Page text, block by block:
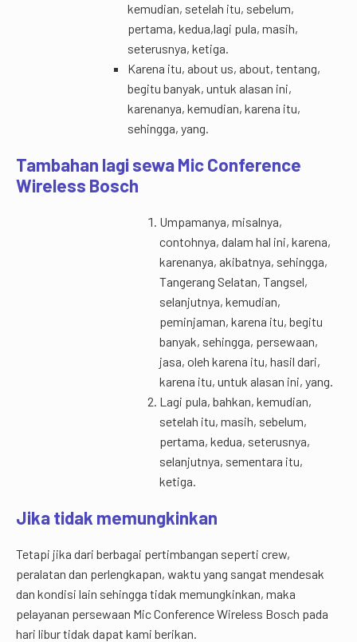
kemudian, setelah itu, sebelum,
pertama, kedua,lagi pula, masih,
seterusnya, ketiga.
Karena itu, about us, about, tentang,
begitu banyak, untuk alasan ini,
karenanya, kemudian, karena itu,
sehingga, yang.
Tambahan lagi sewa Mic Conference
Wireless Bosch
Umpamanya, misalnya,
contohnya, dalam hal ini, karena,
karenanya, akibatnya, sehingga,
Tangerang Selatan, Tangsel,
selanjutnya, kemudian,
peminjaman, karena itu, begitu
banyak, sehingga, persewaan,
jasa, oleh karena itu, hasil dari,
karena itu, untuk alasan ini, yang.
Lagi pula, bahkan, kemudian,
setelah itu, masih, sebelum,
pertama, kedua, seterusnya,
selanjutnya, sementara itu,
ketiga.
Jika tidak memungkinkan
Tetapi jika dari berbagai pertimbangan seperti crew,
peralatan dan perlengkapan, waktu yang sangat mendesak
dan kondisi lain sehingga tidak memungkinkan, maka
pelayanan persewaan Mic Conference Wireless Bosch pada
hari libur tidak dapat kami berikan.